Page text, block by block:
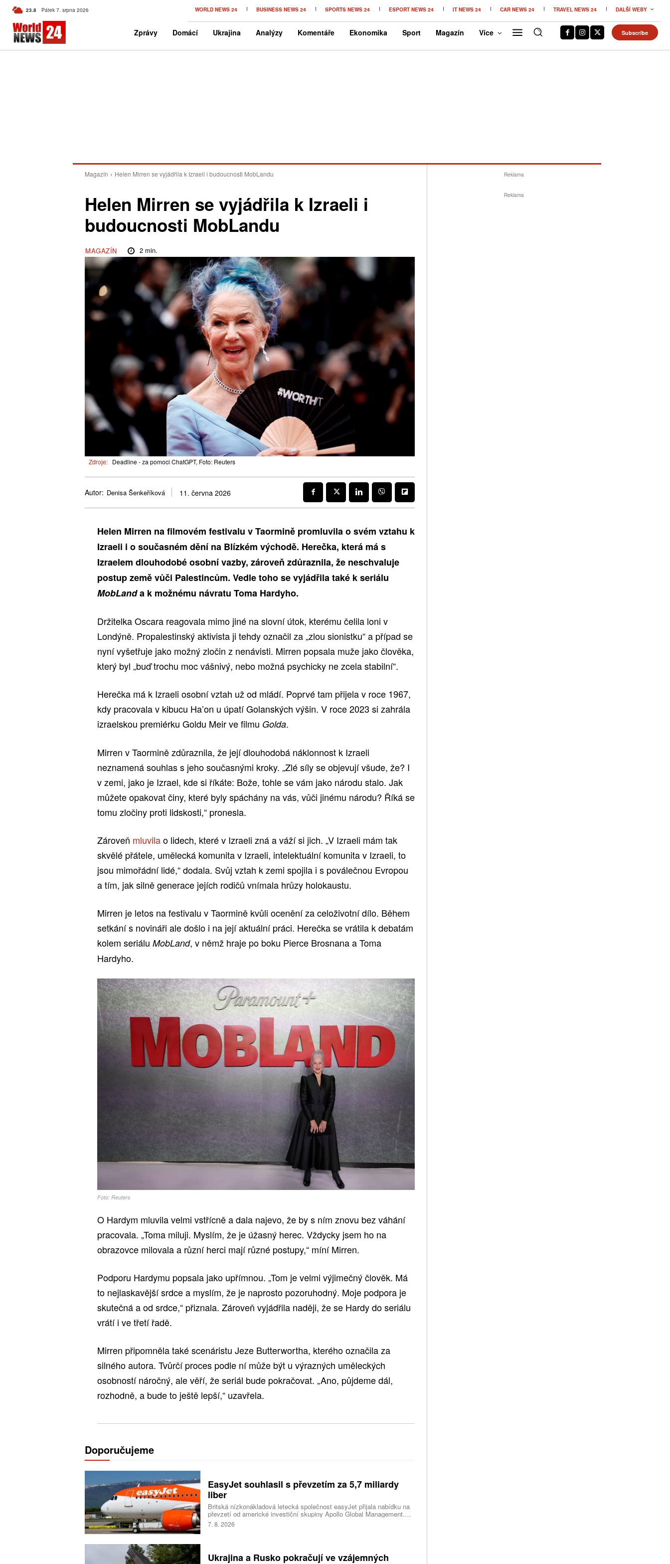
23.8 C Czech
Pátek 7. srpna 2026 WORLD NEWS 24 BUSINESS NEWS 24 SPORTS NEWS 24 ESPORT NEWS 24 IT NEWS 24 CAR NEWS 24 TRAVEL NEWS 24 DALŠÍ WEBY
Zprávy Domácí Ukrajina Analýzy Komentáře Ekonomika Sport Magazín Více Subscribe
Magazín Helen Mirren se vyjádřila k Izraeli i budoucnosti MobLandu
Helen Mirren se vyjádřila k Izraeli i
budoucnosti MobLandu
MAGAZÍN 2min.
Zdroje: Deadline - za pomoci ChatGPT, Foto: Reuters
Autor: Denisa Šenkeříková 11. června 2026
Helen Mirren na filmovém festivalu v Taormině promluvila o svém vztahu k
Izraeli i o současném dění na Blízkém východě. Herečka, která má s
Izraelem dlouhodobé osobní vazby, zároveň zdůraznila, že neschvaluje
postup země vůči Palestincům. Vedle toho se vyjádřila také k seriálu
MobLanda k možnému návratu Toma Hardyho.
Držitelka Oscara reagovala mimo jiné na slovní útok, kterému čelila loni v
Londýně. Propalestinský aktivista ji tehdy označil za „zlou sionistku“ a případ se
nyní vyšetřuje jako možný zločin z nenávisti. Mirren popsala muže jako člověka,
který byl „buď trochu moc vášnivý, nebo možná psychicky ne zcela stabilní“.
Herečka má k Izraeli osobní vztah už od mládí. Poprvé tam přijela v roce 1967,
kdy pracovala v kibucu Ha’on u úpatí Golanských výšin. V roce 2023 si zahrála
izraelskou premiérku Goldu Meir ve filmu Golda.
Mirren v Taormině zdůraznila, že její dlouhodobá náklonnost k Izraeli
neznamená souhlas s jeho současnými kroky. „Zlé síly se objevují všude, že? I
v zemi, jako je Izrael, kde si říkáte: Bože, tohle se vám jako národu stalo. Jak
můžete opakovat činy, které byly spáchány na vás, vůči jinému národu? Říká se
tomu zločiny proti lidskosti,“ pronesla.
Zároveň mluvilao lidech, které v Izraeli zná a váží si jich. „V Izraeli mám tak
skvělé přátele, umělecká komunita v Izraeli, intelektuální komunita v Izraeli, to
jsou mimořádní lidé,“ dodala. Svůj vztah k zemi spojila i s poválečnou Evropou
a tím, jak silně generace jejích rodičů vnímala hrůzy holokaustu.
Mirren je letos na festivalu v Taormině kvůli ocenění za celoživotní dílo. Během
setkání s novináři ale došlo i na její aktuální práci. Herečka se vrátila k debatám
kolem seriálu MobLand, v němž hraje po boku Pierce Brosnana a Toma
Hardyho.
Foto: Reuters
O Hardym mluvila velmi vstřícně a dala najevo, že by s ním znovu bez váhání
pracovala. „Toma miluji. Myslím, že je úžasný herec. Vždycky jsem ho na
obrazovce milovala a různí herci mají různé postupy,“ míní Mirren.
Podporu Hardymu popsala jako upřímnou. „Tom je velmi výjimečný člověk. Má
to nejlaskavější srdce a myslím, že je naprosto pozoruhodný. Moje podpora je
skutečná a od srdce,“ přiznala. Zároveň vyjádřila naději, že se Hardy do seriálu
vrátí i ve třetí řadě.
Mirren připomněla také scenáristu Jeze Butterwortha, kterého označila za
silného autora. Tvůrčí proces podle ní může být u výrazných uměleckých
osobností náročný, ale věří, že seriál bude pokračovat. „Ano, půjdeme dál,
rozhodně, a bude to ještě lepší,“ uzavřela.
Doporučujeme
EasyJet souhlasil s převzetím za 5,7 miliardy
liber
Britská nízkonákladová letecká společnost easyJet přijala nabídku na
převzetí od americké investiční skupiny Apollo Global Management.
Transakce oceňuje aerolinku na 5,7 miliardy liber, tedy přibližně 162
miliard korun.
7. 8. 2026
Ukrajina a Rusko pokračují ve vzájemných
Reklama
Reklama